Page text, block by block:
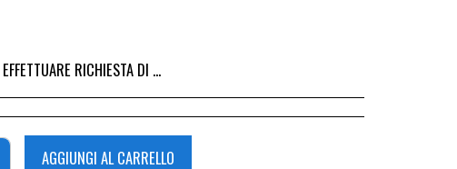
EFFETTUARE RICHIESTA DI RESO ENTRO 14 GIORNI DALL&#039;ACQUISTO DEL RICAMBIO, IL RIMBORSO VIENE EMESSO ALLA CONSEGNA DEL RICAMBIO IN SEDE.
AGGIUNGI AL CARRELLO